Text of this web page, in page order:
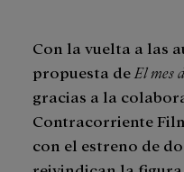
Con la vuelta a las
propuesta de El mes
gracias a la
Contracorriente
con el estreno de